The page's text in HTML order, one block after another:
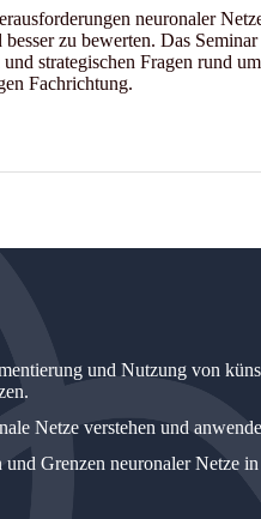
neuronaler
zu bewerten. Das
strategischen Fragen rund
Fachrichtung.
und Nutzung von
Netze verstehen und
Grenzen neuronaler Netze in